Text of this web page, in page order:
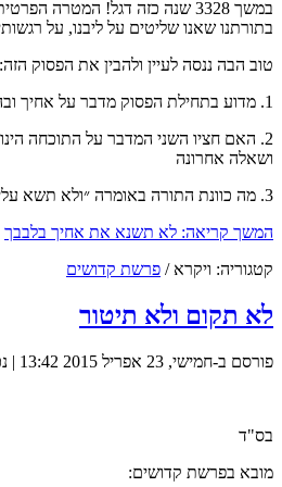
אנו משתדלים כל שבוע
כיצד נוכל להגדיל
במשך 3328 שנה כזה דגל!
בתורתנו שאנו שליטים על ליבנו, על
טוב הבה ננסה לעיין ולהבין את הפסוק הזה:
1. מדוע בתחילת הפסוק מדבר על אחיך ובהמשכו על עמיתך?
2. האם חציו השני המדבר על התוכחה
ושאלה אחרונה
3. מה כוונת התורה באומרה ״ולא תשא עליו חטא״?
המשך קריאה: לא תשנא את אחיך בלבבך
קטגוריה: ויקרא / פרשת קדושים
לא תקום ולא תיטור
פורסם ב-חמישי, 23 אפריל 2015 13:42 |
בס"ד עש"ק פרשת
מובא בפרשת קדושים: